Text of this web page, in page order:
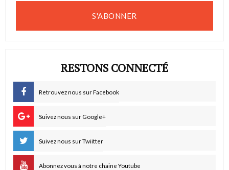
S'ABONNER
RESTONS CONNECTÉ
Retrouvez nous sur Facebook
Suivez nous sur Google+
Suivez nous sur Twiitter
Abonnez vous à notre chaine Youtube